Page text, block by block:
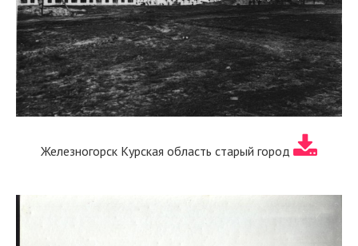
Железногорск Курская область старый город